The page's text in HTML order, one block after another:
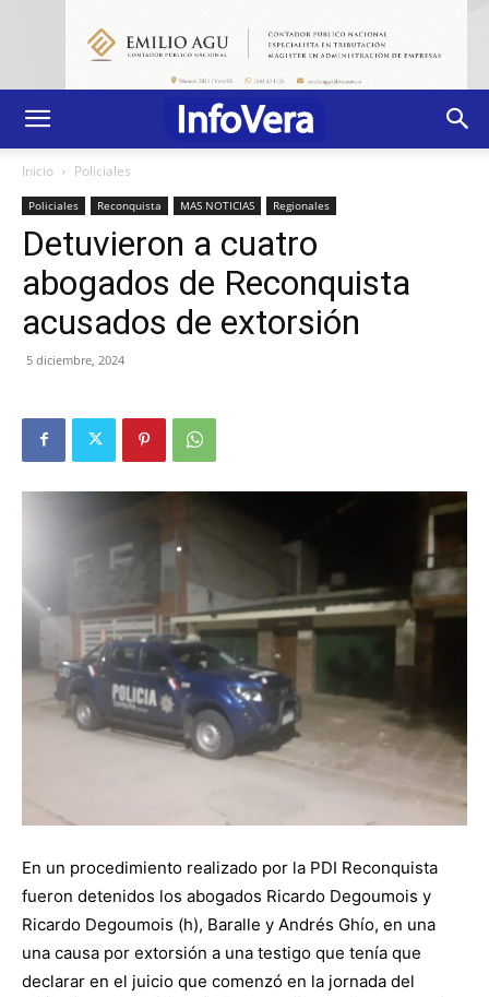
Inicio Policiales
Policiales Reconquista MAS NOTICIAS Regionales
Detuvieron a cuatro
abogados de Reconquista
acusados de extorsión
5 diciembre, 2024
En un procedimiento realizado por la PDI Reconquista
fueron detenidos los abogados Ricardo Degoumois y
Ricardo Degoumois (h), Baralle y Andrés Ghío, en una
una causa por extorsión a una testigo que tenía que
declarar en el juicio que comenzó en la jornada del